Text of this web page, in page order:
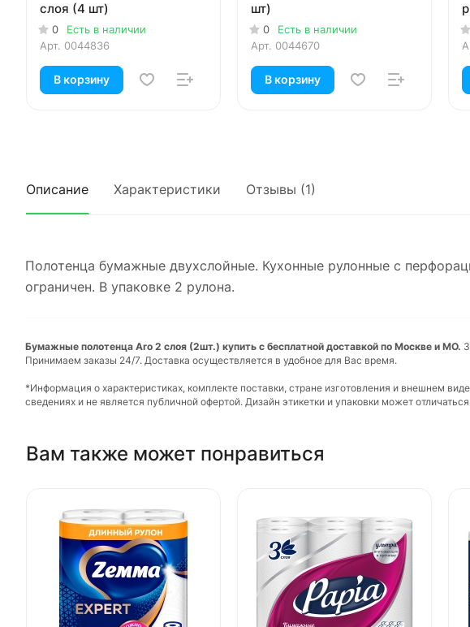
слоя (4 шт)
0
Есть в наличии
Арт. 0044836
В корзину
шт)
0
Есть в наличии
Арт. 0044670
В корзину
Описание Характеристики Отзывы (1)
Полотенца бумажные двухслойные. Кухонные рулонные с
ограничен. В упаковке 2 рулона.
Бумажные полотенца Aro 2 слоя (2шт.) купить с бесплатной доставкой по Москве и МО.
Принимаем заказы 24/7. Доставка осуществляется в удобное для Вас время.
*Информация о характеристиках, комплекте поставки, стране изготовления и внешнем
сведениях и не является публичной офертой. Дизайн этикетки и упаковки может
Вам также может понравиться